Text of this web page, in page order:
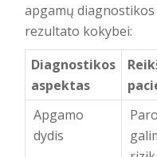
apgamų
rezultato kokybei:
Diagnostikos
aspektas
Apgamo
dydis